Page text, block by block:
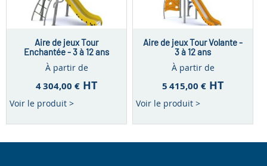
Aire de jeux Tour
Enchantée - 3 à 12 ans
À partir de
4 304,00 € HT
Voir le produit >
Aire de jeux Tour Volante -
3 à 12 ans
À partir de
5 415,00 € HT
Voir le produit >